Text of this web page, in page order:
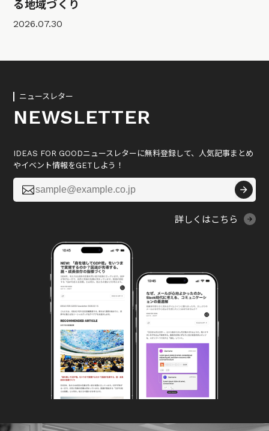
る地域づくり
2026.07.30
ニュースレター
NEWSLETTER
IDEAS FOR GOODニュースレターに無料登録して、人気記事まとめ
やイベント情報をGETしよう！

詳しくはこちら